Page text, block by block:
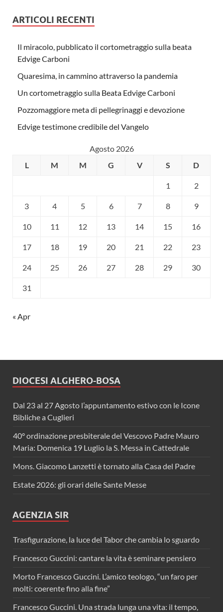
ARTICOLI RECENTI
Il miracolo, pubblicato il cortometraggio sulla beata
Edvige Carboni
Quaresima, in cammino attraverso la pandemia
Un cortometraggio sulla Beata Edvige Carboni
Pozzomaggiore meta di pellegrinaggi e devozione
Edvige testimone credibile del Vangelo
Agosto 2026
L
M M G V S D
1 2
3 4 5 6 7 8 9
10 11 12 13 14 15 16
17 18 19 20 21 22 23
24 25 26 27 28 29 30
31
« Apr
DIOCESI ALGHERO-BOSA
Dal 23 al 27 Agosto l’appuntamento estivo con le Icone
Bibliche a Cuglieri
40° ordinazione presbiterale del Vescovo Padre Mauro
Maria: Domenica 19 Luglio la S. Messa in Cattedrale
Mons. Giacomo Lanzetti è tornato alla Casa del Padre
Estate 2026: gli orari delle Sante Messe
AGENZIA SIR
Trasfigurazione, la luce del Tabor che cambia lo sguardo
Francesco Guccini: cantare la vita è seminare pensiero
Morto Francesco Guccini. L’amico teologo, “un faro per
molti: coerente fino alla fine”
Francesco Guccini. Una strada lunga una vita: il tempo,